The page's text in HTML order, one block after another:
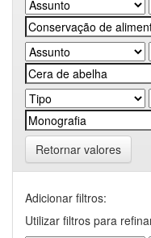
Retornar valores
Adicionar filtros:
Utilizar filtros para